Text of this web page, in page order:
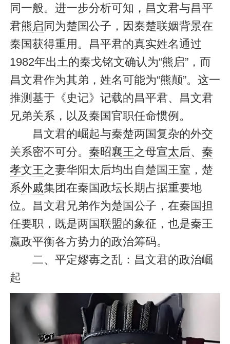
同一般。进一步分析可知，昌文君与昌平
君熊 启 同为楚国公子，因秦楚联姻背景在
秦国获得重用。昌平君的真实姓名通过
1982年出土的秦戈铭文确认为“熊启”，而
昌文君作为其弟，姓名可能为“熊颠”。这一
推测基于《史记》记载的昌平君、昌文君
兄弟关系，以及秦国官职任命惯例。
昌文君的崛起与秦楚两国复杂的外交
关系密不可分。 秦昭襄王之母宣太后、 秦
孝文王之妻华阳太后均出自楚国王室，楚
系外戚集团在秦国政坛长期占据重要地
位。昌文君兄弟作为楚国公子，在秦国担
任要职，既是两国联盟的象征，也是秦王
嬴政平衡各方势力的政治筹码。
二、平定嫪毐之乱：昌文君的政治崛
起